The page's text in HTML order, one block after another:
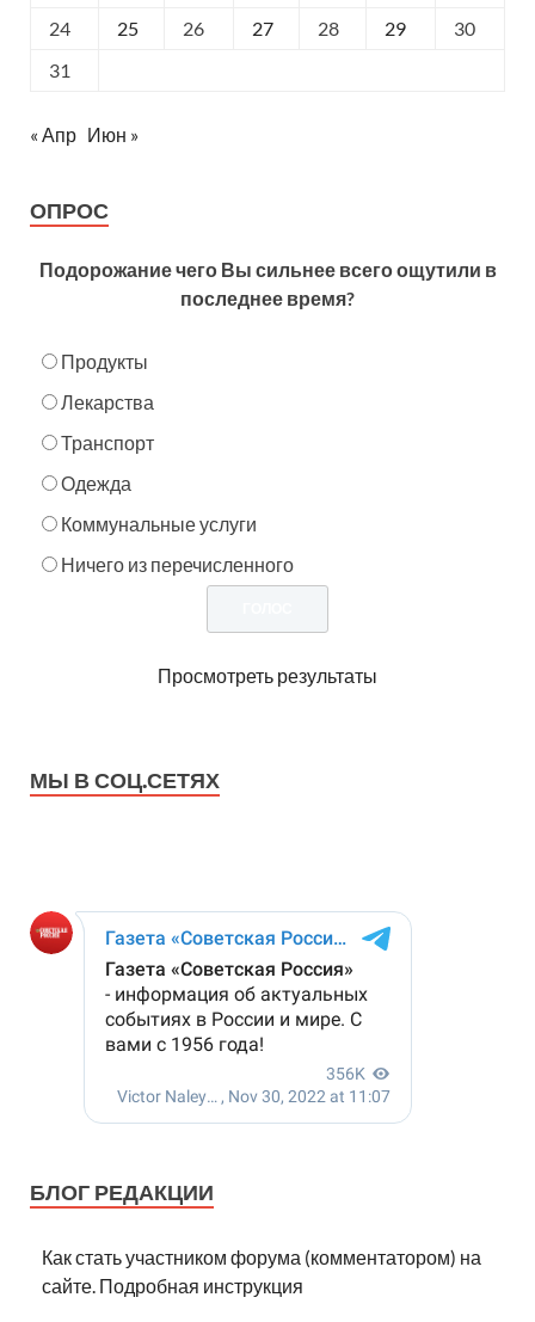
24 25 26 27 28 29
30
31
« Апр Июн »
ОПРОС
Подорожание чего Вы сильнее всего ощутили в
последнее время?
Продукты
Лекарства
Транспорт
Одежда
Коммунальные услуги
Ничего из перечисленного
Просмотреть результаты
МЫ В СОЦ.СЕТЯХ
БЛОГ РЕДАКЦИИ
Как стать участником форума (комментатором) на
сайте. Подробная инструкция